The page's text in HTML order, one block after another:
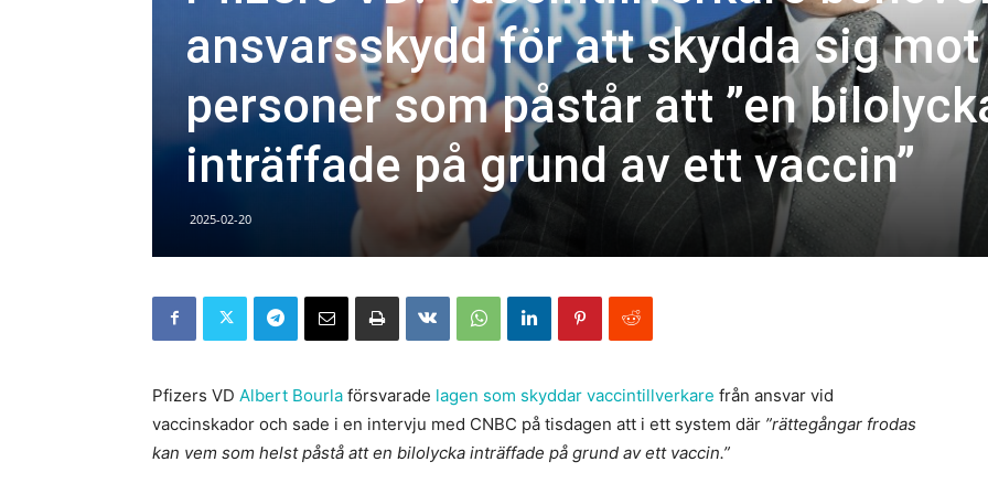
ansvarsskydd för att skydda sig mot
personer som påstår att ”en
inträffade på grund av ett vaccin”
2025-02-20
Pfizers VD Albert Bourla försvarade lagen som skyddar vaccintillverkare från ansvar vid
vaccinskador och sade i en intervju med CNBC på tisdagen att i ett system där ”rättegångar frodas
kan vem som helst påstå att en bilolycka inträffade på grund av ett vaccin.”